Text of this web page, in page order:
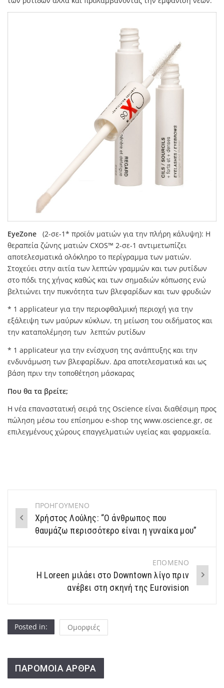
EyeZone (2-σε-1* προϊόν ματιών για την πλήρη κάλυψη): Η
θεραπεία ζώνης ματιών CXOS™ 2-σε-1 αντιμετωπίζει
αποτελεσματικά ολόκληρο το περίγραμμα των ματιών.
Στοχεύει στην αιτία των λεπτών γραμμών και των ρυτίδων
στο πόδι της χήνας καθώς και των σημαδιών κόπωσης ενώ
βελτιώνει την πυκνότητα των βλεφαρίδων και των φρυδιών
* 1 applicateur για την περιοφθαλμική περιοχή για την
εξάλειψη των μαύρων κύκλων, τη μείωση του οιδήματος και
την καταπολέμηση των λεπτών ρυτίδων
* 1 applicateur για την ενίσχυση της ανάπτυξης και την
ενδυνάμωση των βλεφαρίδων. Δρα αποτελεσματικά και ως
βάση πριν την τοποθέτηση μάσκαρας
Που θα τα βρείτε;
H νέα επαναστατική σειρά της Oscience είναι διαθέσιμη προς
πώληση μέσω του επίσημου e-shop της www.oscience.gr, σε
επιλεγμένους χώρους επαγγελματιών υγείας και φαρμακεία.
Post
navigation
ΠΡΟΗΓΟΥΜΕΝΟ
Χρήστος Λούλης: “Ο άνθρωπος που
θαυμάζω περισσότερο είναι η γυναίκα μου”
ΕΠΟΜΕΝΟ
Η Loreen μιλάει στο Downtown λίγο πριν
ανέβει στη σκηνή της Eurovision
Posted in: Ομορφιές
ΠΑΡΟΜΟΙΑ ΑΡΘΡΑ